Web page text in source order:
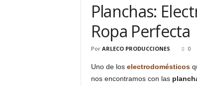
Planchas:
Ropa Perfecta
Por ARLECO PRODUCCIONES 0
Uno de los electrodomésticos
nos encontramos con las